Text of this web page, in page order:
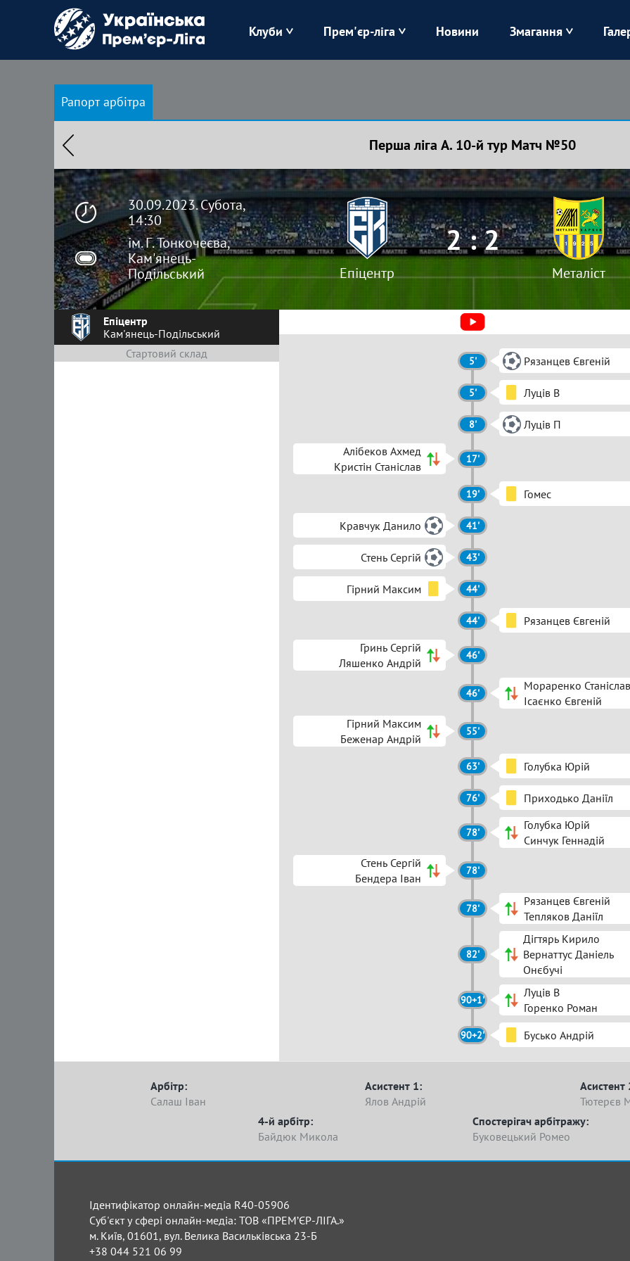
Клуби
Зоря Карпати Колос
Полісся Харків Чорноморець
Прем'єр-ліга Новини Змагання
Рапорт арбітра
Перша ліга А. 10-й тур Матч №50
30.09.2023. Субота,
14:30
ім. Г. Тонкочеєва,
Кам'янець-
Подільський
Епіцентр
2 : 2
Металіст
Епіцентр
Кам'янець-Подільський
Стартовий склад
5' Рязанцев Євгеній
5' Луців В
8'
Луців П
Алібеков Ахмед
Кристін Станіслав
17'
19' Гомес
Кравчук Данило 41'
Стень Сергій 43'
Гірний Максим 44'
44'
Рязанцев Євгеній
Гринь Сергій
Ляшенко Андрій
46'
46'
Мораренко Станіслав
Ісаєнко Євгеній
Гірний Максим
Беженар Андрій
55'
63' Голубка Юрій
76' Приходько Даніїл
78'
Голубка Юрій
Синчук Геннадій
Стень Сергій
Бендера Іван
78'
78'
Рязанцев Євгеній
Тепляков Даніїл
82'
Дігтярь Кирило
Вернаттус Даніель
Онєбучі
90+1'
Луців В
Горенко Роман
90+2' Бусько Андрій
Арбітр:
Салаш Іван
Асистент 1:
Ялов Андрій
Асистент
Тютерєв
4-й арбітр:
Байдюк Микола
Спостерігач арбітражу:
Буковецький Ромео
Ідентифікатор онлайн-медіа R40-05906
Суб'єкт у сфері онлайн-медіа: ТОВ «ПРЕМ’ЄР-ЛІГА.»
м. Київ, 01601, вул. Велика Васильківська 23-Б
+38 044 521 06 99